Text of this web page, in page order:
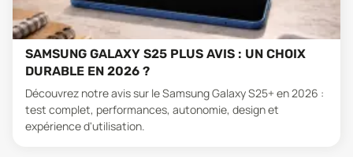
SAMSUNG GALAXY S25 PLUS AVIS : UN CHOIX
DURABLE EN 2026 ?
Découvrez notre avis sur le Samsung Galaxy S25+ en 2026 :
test complet, performances, autonomie, design et
expérience d'utilisation.